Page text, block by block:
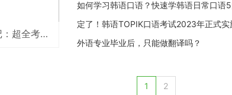
韩语TOPIK口语考试后记：超全考题详细流程
如何学习韩语口语？快速学韩语日常口语
定了！韩语TOPIK口语考试2023年正式实
外语专业毕业后，只能做翻译吗？
1 2